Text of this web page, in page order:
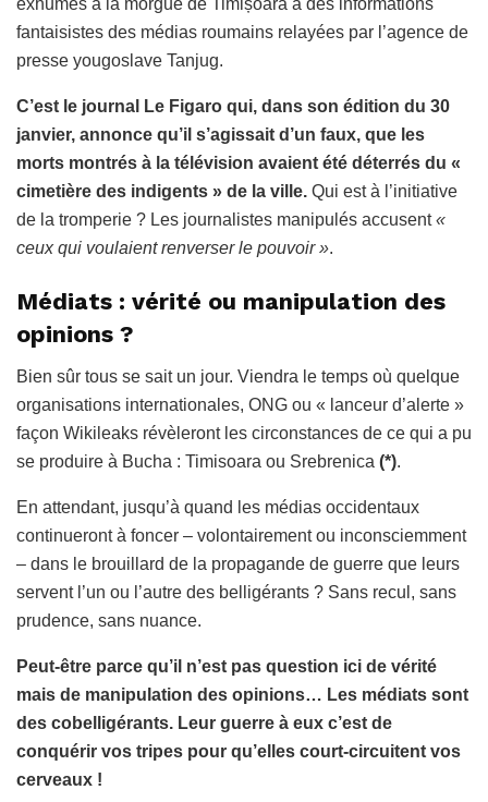
fantaisistes des médias roumains relayées par l’agence de
presse yougoslave Tanjug.
C’est le journal Le Figaro qui, dans son édition du 30
janvier, annonce qu’il s’agissait d’un faux, que les
morts montrés à la télévision avaient été déterrés du «
cimetière des indigents » de la ville. Qui est à l’initiative
de la tromperie ? Les journalistes manipulés accusent«
ceux qui voulaient renverser le pouvoir ».
Médiats : vérité ou manipulation des
opinions ?
Bien sûr tous se sait un jour. Viendra le temps où quelque
organisations internationales, ONG ou « lanceur d’alerte »
façon Wikileaks révèleront les circonstances de ce qui a pu
se produire à Bucha : Timisoara ou Srebrenica (*).
En attendant, jusqu’à quand les médias occidentaux
continueront à foncer – volontairement ou inconsciemment
– dans le brouillard de la propagande de guerre que leurs
servent l’un ou l’autre des belligérants ? Sans recul, sans
prudence, sans nuance.
Peut-être parce qu’il n’est pas question ici de vérité
mais de manipulation des opinions… Les médiats sont
des cobelligérants. Leur guerre à eux c’est de
conquérir vos tripes pour qu’elles court-circuitent vos
cerveaux !